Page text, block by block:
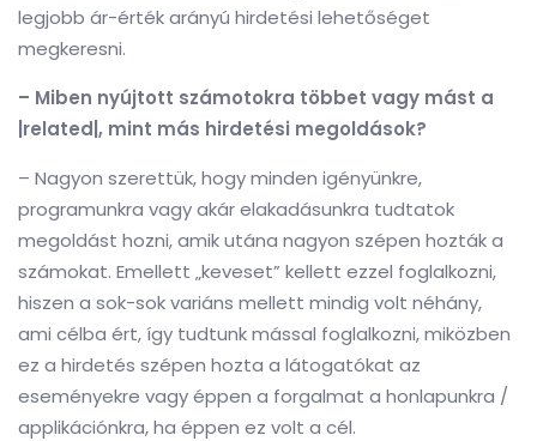
legjobb ár-érték arányú hirdetési lehetőséget
megkeresni.
– Miben nyújtott számotokra többet vagy mást a
|related|, mint más hirdetési megoldások?
– Nagyon szerettük, hogy minden igényünkre,
programunkra vagy akár elakadásunkra tudtatok
megoldást hozni, amik utána nagyon szépen hozták a
számokat. Emellett „keveset” kellett ezzel foglalkozni,
hiszen a sok-sok variáns mellett mindig volt néhány,
ami célba ért, így tudtunk mással foglalkozni, miközben
ez a hirdetés szépen hozta a látogatókat az
eseményekre vagy éppen a forgalmat a honlapunkra /
applikációnkra, ha éppen ez volt a cél.